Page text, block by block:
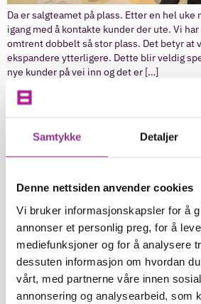
Samtykke Detaljer
Denne nettsiden anvender cookies
Vi bruker informasjonskapsler for å
annonser et personlig preg, for å
mediefunksjoner og for å analysere
dessuten informasjon om hvordan
vårt, med partnerne våre innen
annonsering og analysearbeid, som
Da er salgteamet på plass. Etter en hel uke
igang med å kontakte kunder der ute. Vi
omtrent dobbelt så stor plass. Det betyr at
ekspandere ytterligere. Dette blir veldig
nye kunder på vei inn og det er […]
Pressemelding